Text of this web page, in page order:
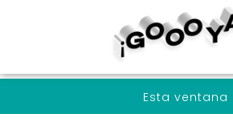
Esta ventana es para